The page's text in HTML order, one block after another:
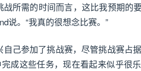
战所需的时间而言，这比我预期的
说。“我真的很想念比赛。”
己参加了挑战赛，尽管挑战赛占
成这些任务，现在看起来似乎很